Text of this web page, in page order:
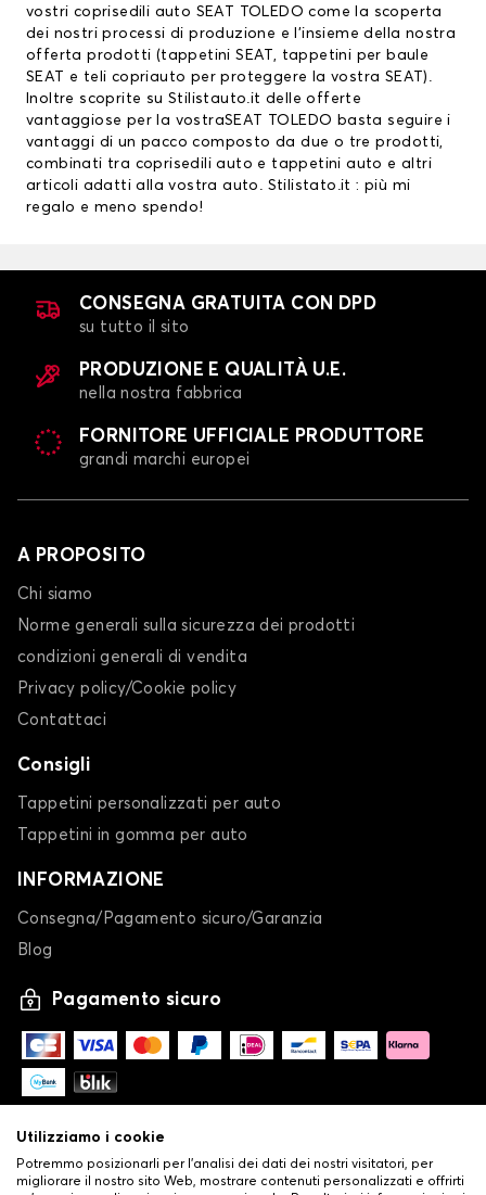
vostri coprisedili auto SEAT TOLEDO come la scoperta
dei nostri processi di produzione e l’insieme della nostra
offerta prodotti (tappetini SEAT , tappetini per baule
SEAT
e teli copriauto per proteggere la vostra SEAT).
Inoltre scoprite su Stilistauto.it delle offerte
vantaggiose per la vostraSEAT TOLEDO basta seguire i
vantaggi di un pacco composto da due o tre prodotti,
combinati tra coprisedili auto e tappetini auto e altri
articoli adatti alla vostra auto. Stilistato.it : più mi
regalo e meno spendo!
CONSEGNA GRATUITA CON DPD
su tutto il sito
PRODUZIONE E QUALITÀ U.E.
nella nostra fabbrica
FORNITORE UFFICIALE PRODUTTORE
grandi marchi europei
A PROPOSITO
Chi siamo
Norme generali sulla sicurezza dei prodotti
condizioni generali di vendita
Privacy policy/Cookie policy
Contattaci
Consigli
Tappetini personalizzati per auto
Tappetini in gomma per auto
INFORMAZIONE
Consegna/Pagamento sicuro/Garanzia
Blog
Pagamento sicuro
Utilizziamo i cookie
Potremmo posizionarli per l'analisi dei dati dei nostri visitatori, per
migliorare il nostro sito Web, mostrare contenuti personalizzati e offrirti